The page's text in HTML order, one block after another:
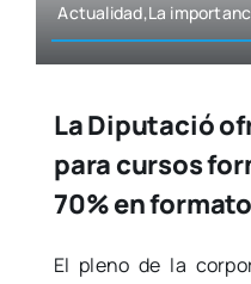
Actualidad,La
La Diputació
para cursos
70% en
El pleno de la